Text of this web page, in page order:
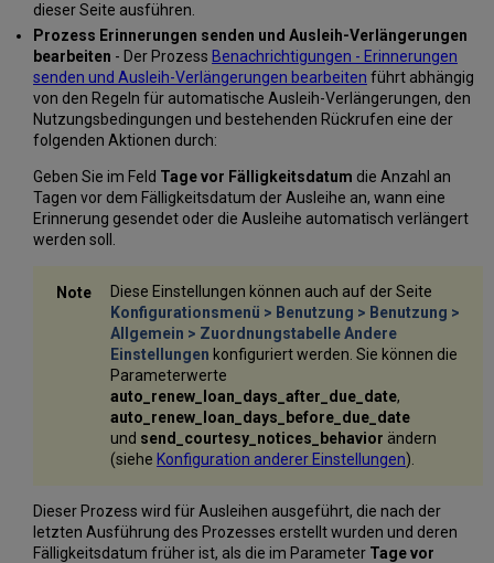
dieser Seite ausführen.
Prozess Erinnerungen senden und Ausleih-Verlängerungen
bearbeiten - Der Prozess Benachrichtigungen - Erinnerungen
senden und Ausleih-Verlängerungen bearbeiten führt abhängig
von den Regeln für automatische Ausleih-Verlängerungen, den
Nutzungsbedingungen und bestehenden Rückrufen eine der
folgenden Aktionen durch:
Geben Sie im Feld Tage vor Fälligkeitsdatum die Anzahl an
Tagen vor dem Fälligkeitsdatum der Ausleihe an, wann eine
Erinnerung gesendet oder die Ausleihe automatisch verlängert
werden soll.
Diese Einstellungen können auch auf der Seite
Konfigurationsmenü > Benutzung > Benutzung >
Allgemein > Zuordnungstabelle Andere
Einstellungen konfiguriert werden. Sie können die
Parameterwerte
auto_renew_loan_days_after_due_date,
auto_renew_loan_days_before_due_date
und send _courtesy_notices_behavior ändern
(siehe Konfiguration anderer Einstellungen).
Dieser Prozess wird für Ausleihen ausgeführt, die nach der
letzten Ausführung des Prozesses erstellt wurden und deren
Fälligkeitsdatum früher ist, als die im Parameter Tage vor